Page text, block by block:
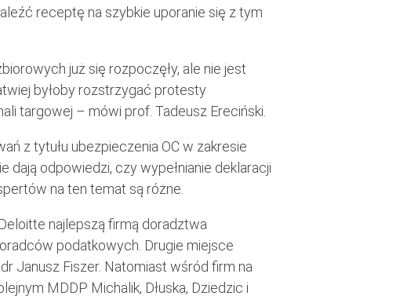
receptę na szybkie uporanie się z tym
już się rozpoczęły, ale nie jest
byłoby rozstrzygać protesty
targowej – mówi prof. Tadeusz Ereciński.
z tytułu ubezpieczenia OC w zakresie
dają odpowiedzi, czy wypełnianie deklaracji
na ten temat są różne.
najlepszą firmą doradztwa
podatkowych. Drugie miejsce
Janusz Fiszer. Natomiast wśród firm na
MDDP Michalik, Dłuska, Dziedzic i